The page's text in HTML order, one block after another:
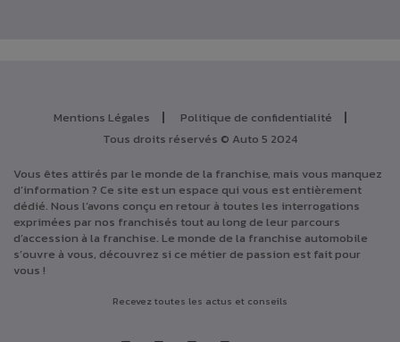
Mentions Légales
Politique de confidentialité
Tous droits réservés © Auto 5 2024
Vous êtes attirés par le monde de la franchise, mais vous manquez
d’information ? Ce site est un espace qui vous est entièrement
dédié. Nous l’avons conçu en retour à toutes les interrogations
exprimées par nos franchisés tout au long de leur parcours
d’accession à la franchise. Le monde de la franchise automobile
s’ouvre à vous, découvrez si ce métier de passion est fait pour
vous !
Recevez toutes les actus et conseils